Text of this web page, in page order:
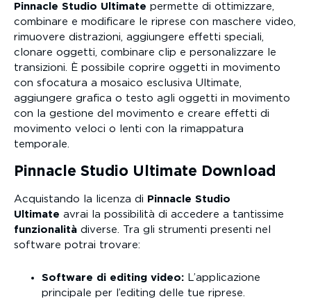
Pinnacle Studio Ultimate permette di ottimizzare,
combinare e modificare le riprese con maschere video,
rimuovere distrazioni, aggiungere effetti speciali,
clonare oggetti, combinare clip e personalizzare le
transizioni. È possibile coprire oggetti in movimento
con sfocatura a mosaico esclusiva Ultimate,
aggiungere grafica o testo agli oggetti in movimento
con la gestione del movimento e creare effetti di
movimento veloci o lenti con la rimappatura
temporale.
Pinnacle Studio Ultimate Download
Acquistando la licenza di Pinnacle Studio
Ultimate avrai la possibilità di accedere a tantissime
funzionalità diverse. Tra gli strumenti presenti nel
software potrai trovare:
Software di editing video: L’applicazione
principale per l’editing delle tue riprese.